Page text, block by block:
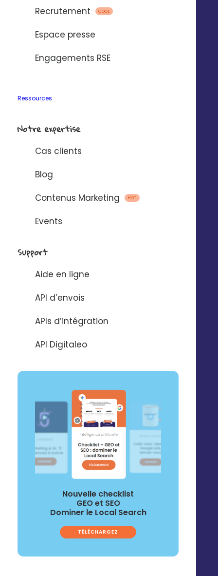
Recrutement COOL
Espace presse
Engagements RSE
Ressources
Notre expertise
Cas clients
Blog
Contenus Marketing
HOT
Events
Support
Aide en ligne
API d’envois
APIs d’intégration
API Digitaleo
Nouvelle checklist
GEO et SEO
Dominer le Local Search
TÉLÉCHARGEZ
Auclient: liée aux informations présentes
Á l’établissement
centralisée
Opération
sur inscription
communication
vos établissements
s’inscriventpour participer.
Opération
libre service
Vous préparez unkit de communication
accessible etpersonnalisable à tout